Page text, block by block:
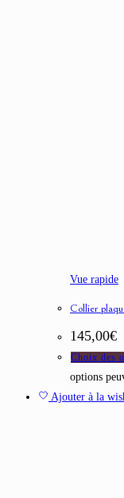
Vue rapide
Collier
145,00€
Choix des
options
Ajouter à la